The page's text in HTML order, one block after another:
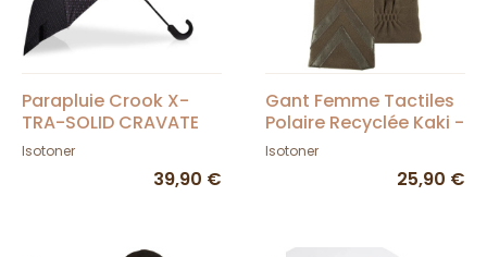
Parapluie Crook X-
TRA-SOLID CRAVATE
TRAITS - Isotoner
Isotoner
39,90 €
Gant Femme Tactiles
Polaire Recyclée Kaki -
Isotoner
Isotoner
25,90 €